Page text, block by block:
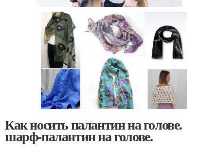
Как носить палантин на голове.
шарф-палантин на голове.